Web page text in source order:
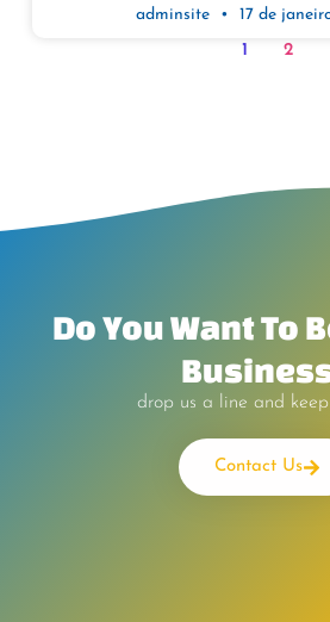
adminsite
17 de
1
2
Do You Want To
drop us a line and
Contact Us